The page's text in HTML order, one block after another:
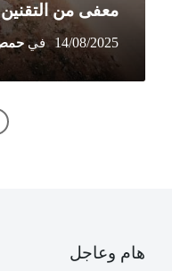
معفى من التقنين
14/08/2025
هام وعاجل